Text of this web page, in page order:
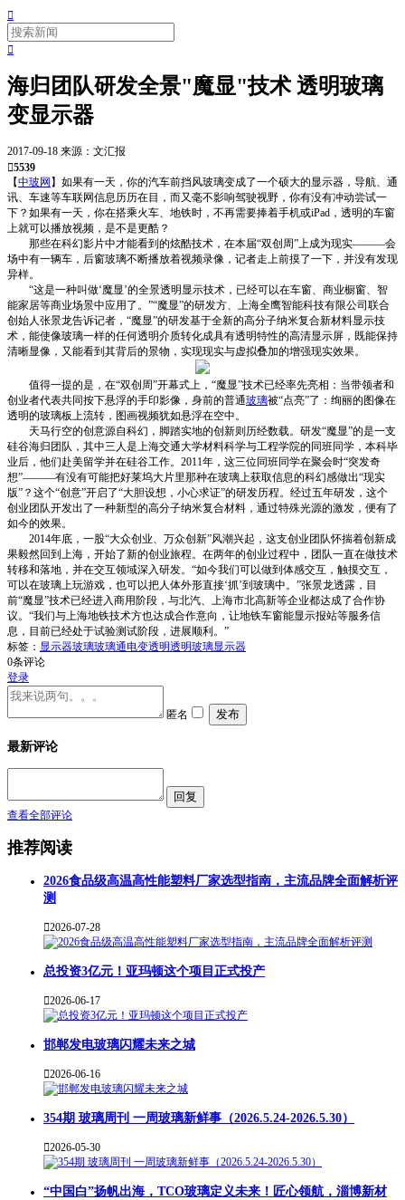


海归团队研发全景"魔显"技术 透明玻璃
变显示器
2017-09-18 来源：文汇报
5539
【中玻网 】如果有一天，你的汽车前挡风玻璃变成了一个硕大的显示器，导航、通
讯、车速等车联网信息历历在目，而又毫不影响驾驶视野，你有没有冲动尝试一
下？如果有一天，你在搭乘火车、地铁时，不再需要捧着手机或iPad，透明的车窗
上就可以播放视频，是不是更酷？
那些在科幻影片中才能看到的炫酷技术，在本届“双创周”上成为现实———会
场中有一辆车，后窗玻璃不断播放着视频录像，记者走上前摸了一下，并没有发现
异样。
“这是一种叫做‘魔显’的全景透明显示技术，已经可以在车窗、商业橱窗、智
能家居等商业场景中应用了。”“魔显”的研发方、上海全鹰智能科技有限公司联合
创始人张景龙告诉记者，“魔显”的研发基于全新的高分子纳米复合新材料显示技
术，能使像玻璃一样的任何透明介质转化成具有透明特性的高清显示屏，既能保持
清晰显像，又能看到其背后的景物，实现现实与虚拟叠加的增强现实效果。
值得一提的是，在“双创周”开幕式上，“魔显”技术已经率先亮相：当带领者和
创业者代表共同按下悬浮的手印影像，身前的普通玻璃被“点亮”了：绚丽的图像在
透明的玻璃板上流转，图画视频犹如悬浮在空中。
天马行空的创意源自科幻，脚踏实地的创新则历经数载。研发“魔显”的是一支
硅谷海归团队，其中三人是上海交通大学材料科学与工程学院的同班同学，本科毕
业后，他们赴美留学并在硅谷工作。2011年，这三位同班同学在聚会时“突发奇
想”———有没有可能把好莱坞大片里那种在玻璃上获取信息的科幻感做出“现实
版”？这个“创意”开启了“大胆设想，小心求证”的研发历程。经过五年研发，这个
创业团队开发出了一种新型的高分子纳米复合材料，通过特殊光源的激发，便有了
如今的效果。
2014年底，一股“大众创业、万众创新”风潮兴起，这支创业团队怀揣着创新成
果毅然回到上海，开始了新的创业旅程。在两年的创业过程中，团队一直在做技术
转移和落地，并在交互领域深入研发。“如今我们可以做到体感交互，触摸交互，
可以在玻璃上玩游戏，也可以把人体外形直接‘抓’到玻璃中。”张景龙透露，目
前“魔显”技术已经进入商用阶段，与北汽、上海市北高新等企业都达成了合作协
议。“我们与上海地铁技术方也达成合作意向，让地铁车窗能显示报站等服务信
息，目前已经处于试验测试阶段，进展顺利。”
标签： 显示器玻璃玻璃通电变透明透明玻璃显示器
0条评论
登录
匿名
最新评论
查看全部评论
推荐阅读
2026食品级高温高性能塑料厂家选型指南，主流品牌全面解析评
测
2026-07-28
总投资3亿元！亚玛顿这个项目正式投产
2026-06-17
邯郸发电玻璃闪耀未来之城
2026-06-16
354期 玻璃周刊 一周玻璃新鲜事（2026.5.24-2026.5.30）
2026-05-30
“中国白”扬帆出海，TCO玻璃定义未来！匠心领航，淄博新材